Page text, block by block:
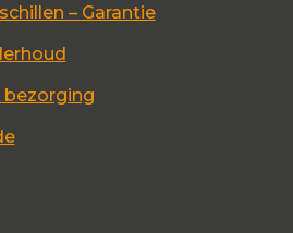
– Garantie
bezorging